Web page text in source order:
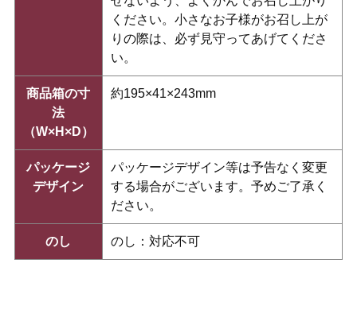
ください。小さなお子様がお召し上が
りの際は、必ず見守ってあげてくださ
い。
商品箱の寸
法
（W×H×D）
約195×41×243mm
パッケージ
デザイン
パッケージデザイン等は予告なく変更
する場合がございます。予めご了承く
ださい。
のし のし：対応不可